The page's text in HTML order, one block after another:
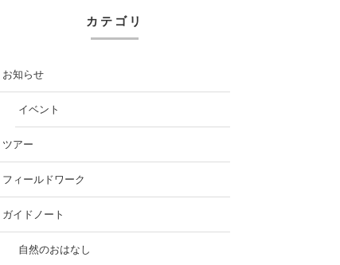
カテゴリ
お知らせ
イベント
ツアー
フィールドワーク
ガイドノート
自然のおはなし